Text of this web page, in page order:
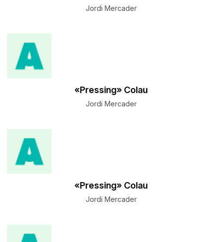
Jordi Mercader
«Pressing» Colau
Jordi Mercader
«Pressing» Colau
Jordi Mercader